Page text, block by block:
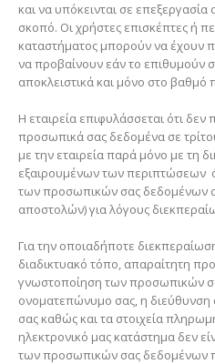
και να υπόκεινται σε επεξεργασία
σκοπό. Οι χρήστες επισκέπτες ή
καταστήματος μπορούν να έχουν
να προβαίνουν εάν το επιθυμούν
αποκλειστικά και μόνο στο
Η εταιρεία επιφυλάσσεται ότι δεν
προσωπικά σας δεδομένα σε
με την εταιρεία παρά μόνο με τη
εξαιρουμένων των περιπτώσεων
των προσωπικών σας δεδομένων
αποστολών) για λόγους
Για την οποιαδήποτε
διαδικτυακό τόπο, απαραίτητη
γνωστοποίηση των προσωπικών
ονοματεπώνυμο σας, η διεύθυνση
σας καθώς και τα στοιχεία
ηλεκτρονικό μας κατάστημα δεν
των προσωπικών σας δεδομένων